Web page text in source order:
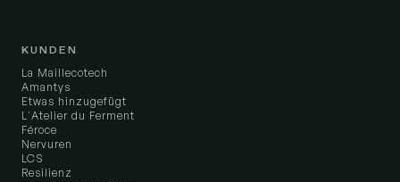
KUNDEN
La Maillecotech
Amantys
Etwas hinzugefügt
L'Atelier du Ferment
Féroce
Nervuren
LCS
Resilienz